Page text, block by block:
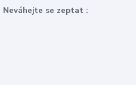
se zeptat :